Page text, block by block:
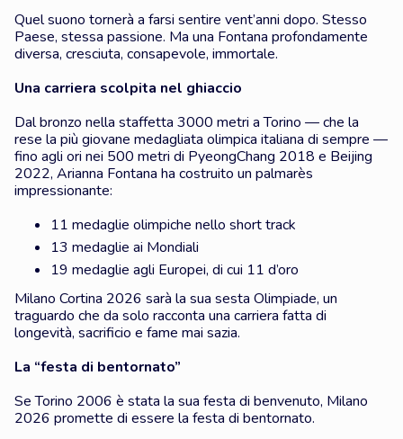
Quel suono tornerà a farsi sentire vent’anni dopo. Stesso
Paese, stessa passione. Ma una Fontana profondamente
diversa, cresciuta, consapevole, immortale.
Una carriera scolpita nel ghiaccio
Dal bronzo nella staffetta 3000 metri a Torino — che la
rese la più giovane medagliata olimpica italiana di sempre —
fino agli ori nei 500 metri di PyeongChang 2018 e Beijing
2022, Arianna Fontana ha costruito un palmarès
impressionante:
11 medaglie olimpiche nello short track
13 medaglie ai Mondiali
19 medaglie agli Europei, di cui 11 d’oro
Milano Cortina 2026 sarà la sua sesta Olimpiade, un
traguardo che da solo racconta una carriera fatta di
longevità, sacrificio e fame mai sazia.
La “festa di bentornato”
Se Torino 2006 è stata la sua festa di benvenuto, Milano
2026 promette di essere la festa di bentornato.